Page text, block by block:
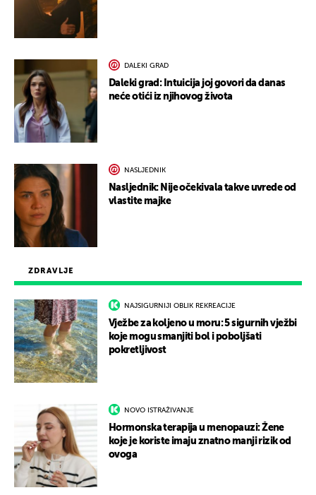
ZDRAVLJE
NAJSIGURNIJI OBLIK REKREACIJE
Vježbe za koljeno u moru: 5 sigurnih vježbi
koje mogu smanjiti bol i poboljšati
pokretljivost
NOVO ISTRAŽIVANJE
Hormonska terapija u menopauzi: Žene
koje je koriste imaju znatno manji rizik od
ovoga
DALEKI GRAD
Daleki grad: Intuicija joj govori da danas
neće otići iz njihovog života
NASLJEDNIK
Nasljednik: Nije očekivala takve uvrede od
vlastite majke